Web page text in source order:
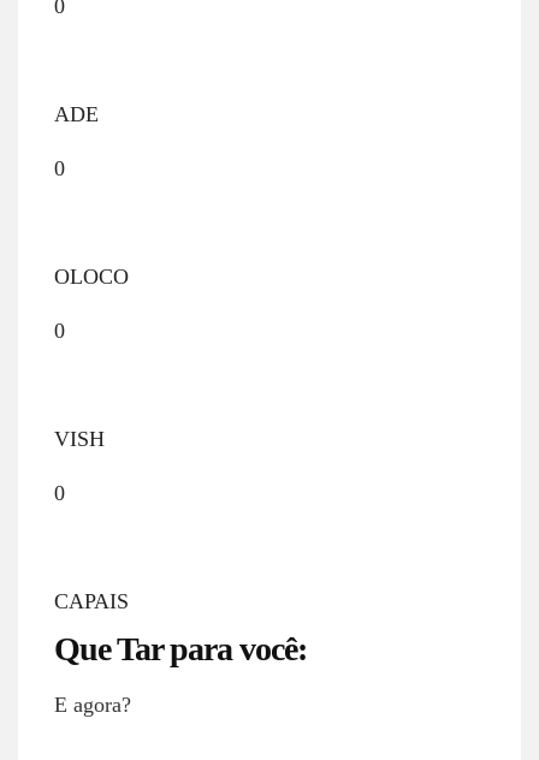
0
ADE
0
OLOCO
0
VISH
0
CAPAIS
Que Tar para você:
E agora?